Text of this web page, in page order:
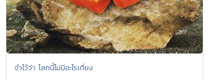
จำไว้ว่า โลกนี้ไม่มีอะไรเที่ยง